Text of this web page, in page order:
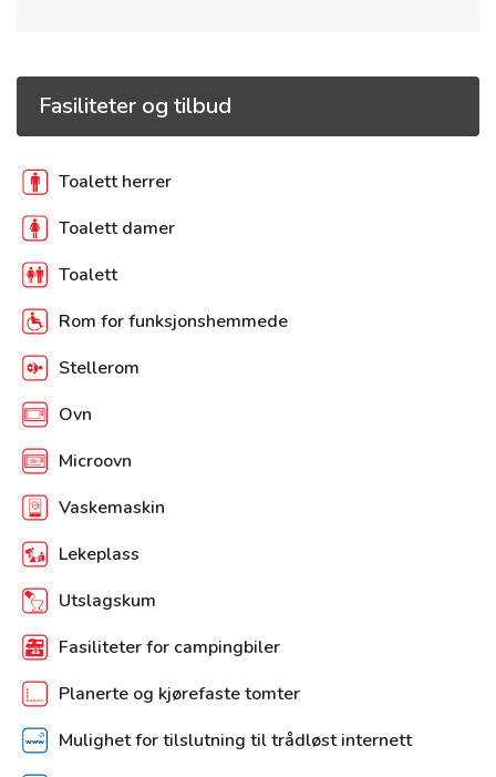
Fasiliteter og tilbud
Toalett herrer
Toalett damer
Toalett
Rom for funksjonshemmede
Stellerom
Ovn
Microovn
Vaskemaskin
Lekeplass
Utslagskum
Fasiliteter for campingbiler
Planerte og kjørefaste tomter
Mulighet for tilslutning til trådløst internett